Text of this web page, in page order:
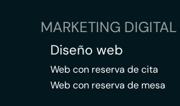
MARKETING DIGITAL
Diseño web
Web con reserva de cita
Web con reserva de mesa